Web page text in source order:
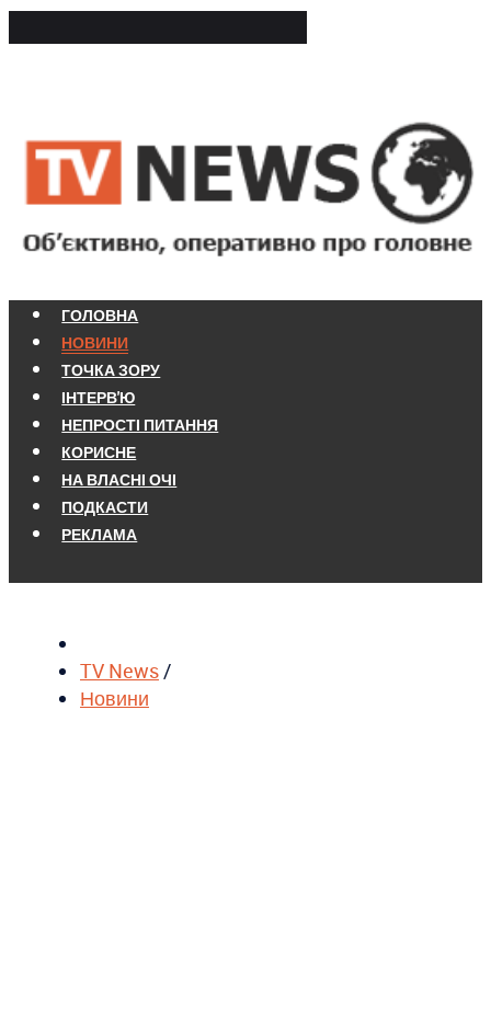
ГОЛОВНА
НОВИНИ
ТОЧКА ЗОРУ
ІНТЕРВ'Ю
НЕПРОСТІ ПИТАННЯ
КОРИСНЕ
НА ВЛАСНІ ОЧІ
ПОДКАСТИ
РЕКЛАМА
TV News/
Новини